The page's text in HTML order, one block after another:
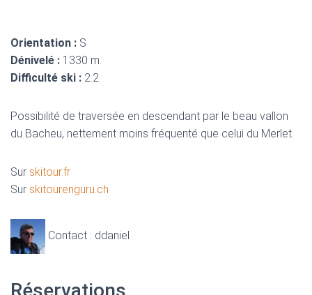
Orientation : S
Dénivelé : 1330 m.
Difficulté ski : 2.2
Possibilité de traversée en descendant par le beau vallon
du Bacheu, nettement moins fréquenté que celui du Merlet.
Sur skitour.fr
Sur skitourenguru.ch
Contact : ddaniel
Réservations